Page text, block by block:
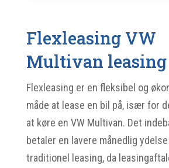
Flexleasing VW
Multivan leasing
Flexleasing er en fleksibel og
måde at lease en bil på, især for
at køre en VW Multivan. Det
betaler en lavere månedlig
traditionel leasing, da